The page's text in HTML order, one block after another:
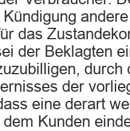
das
der Beklagten
durch
der
eine derart
Kunden